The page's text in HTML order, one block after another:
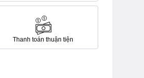
Thanh toán thuận tiện